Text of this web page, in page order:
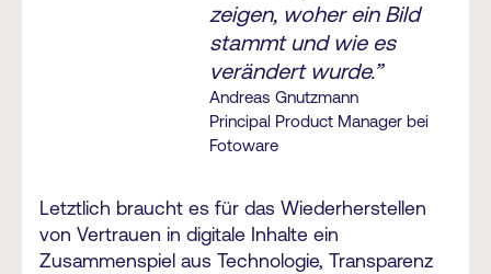
zeigen, woher ein Bild
stammt und wie es
verändert wurde.”
Andreas Gnutzmann
Principal Product Manager bei
Fotoware
Letztlich braucht es für das Wiederherstellen
von Vertrauen in digitale Inhalte ein
Zusammenspiel aus Technologie, Transparenz